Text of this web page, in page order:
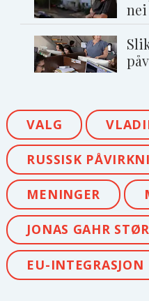
VALG
RUSSISK
MENINGER
JONAS GAHR
EU-INTEGRASJON